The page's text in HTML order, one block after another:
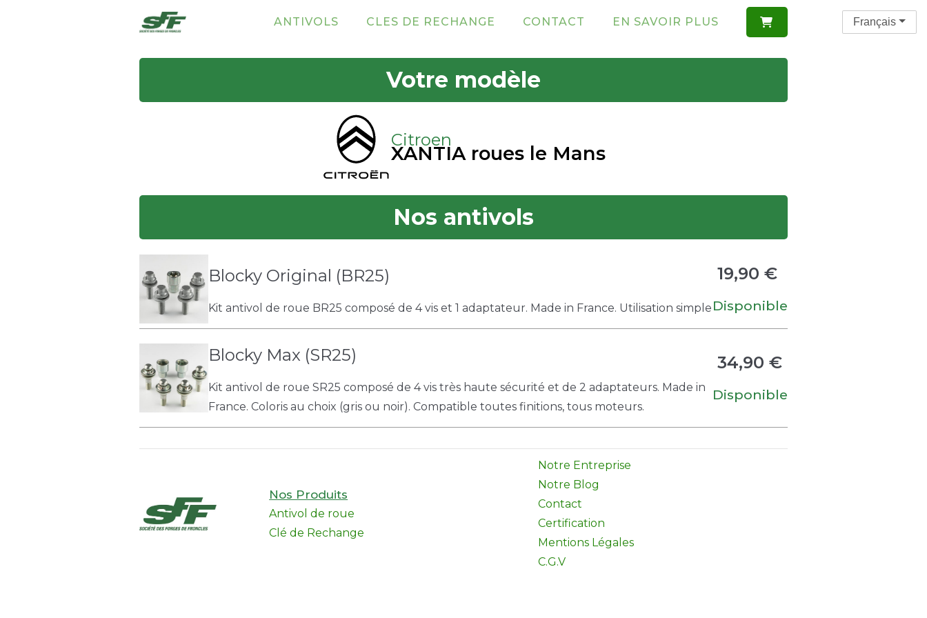
ANTIVOLS CLES DE RECHANGE CONTACT EN SAVOIR PLUS 
Votre modèle
Citroen
XANTIA roues le Mans
Nos antivols
Blocky Original (BR25)
Kit antivol de roue BR25 composé de 4 vis et 1 adaptateur. Made in France. Utilisation simple
19,90 €
Disponible
Blocky Max (SR25)
Kit antivol de roue SR25 composé de 4 vis très haute sécurité et de 2 adaptateurs. Made in
France. Coloris au choix (gris ou noir). Compatible toutes finitions, tous moteurs.
34,90 €
Disponible
Nos Produits
Antivol de roue
Clé de Rechange
Notre Entreprise
Notre Blog
Contact
Certification
Mentions Légales
C.G.V
Français